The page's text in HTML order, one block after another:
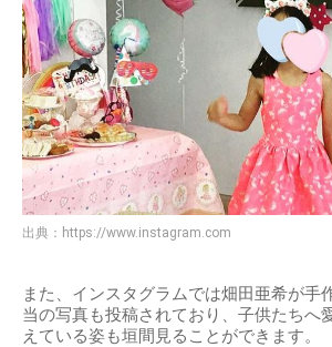
出典： https://www.instagram.com
また、インスタグラムでは畑田亜希が手
当の写真も投稿されており、子供たちへ
えている姿も垣間見ることができます。